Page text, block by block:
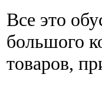
Все это
большого
товаров,